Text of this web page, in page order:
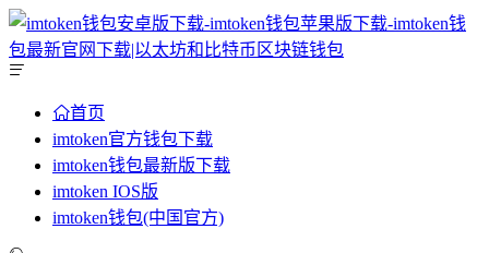
首页
imtoken官方钱包下载
imtoken钱包最新版下载
imtoken IOS版
imtoken钱包(中国官方)